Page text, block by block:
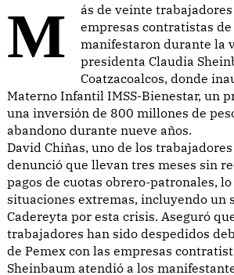
Más de veinte trabajadores despedidos de
empresas contratistas de
manifestaron durante la
presidenta Claudia
Coatzacoalcos, donde
Materno Infantil IMSS-Bienestar, un
una inversión de 800 millones de
abandono durante nueve años.
David Chiñas, uno de los
denunció que llevan tres meses sin
pagos de cuotas obrero-patronales,
situaciones extremas, incluyendo un
Cadereyta por esta crisis. Aseguró
trabajadores han sido despedidos
de Pemex con las empresas
Sheinbaum atendió a los